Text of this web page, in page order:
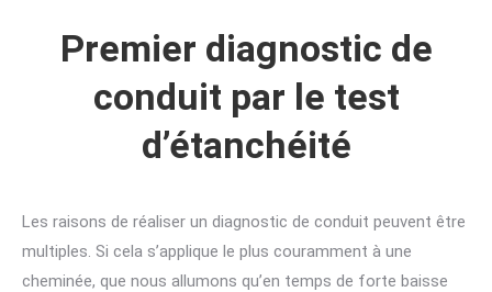
Premier diagnostic de
conduit par le test
d’étanchéité
Les raisons de réaliser un diagnostic de conduit peuvent être
multiples. Si cela s’applique le plus couramment à une
cheminée, que nous allumons qu’en temps de forte baisse